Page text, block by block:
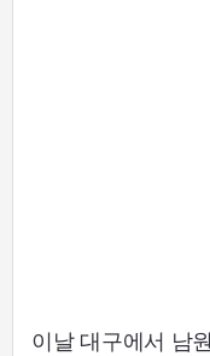
이날 대구에서 남